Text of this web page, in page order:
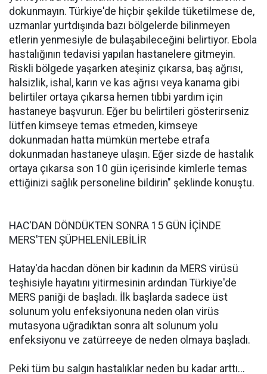
dokunmayın. Türkiye'de hiçbir şekilde tüketilmese de,
uzmanlar yurtdışında bazı bölgelerde bilinmeyen
etlerin yenmesiyle de bulaşabileceğini belirtiyor. Ebola
hastalığının tedavisi yapılan hastanelere gitmeyin.
Riskli bölgede yaşarken ateşiniz çıkarsa, baş ağrısı,
halsizlik, ishal, karın ve kas ağrısı veya kanama gibi
belirtiler ortaya çıkarsa hemen tıbbi yardım için
hastaneye başvurun. Eğer bu belirtileri gösterirseniz
lütfen kimseye temas etmeden, kimseye
dokunmadan hatta mümkün mertebe etrafa
dokunmadan hastaneye ulaşın. Eğer sizde de hastalık
ortaya çıkarsa son 10 gün içerisinde kimlerle temas
ettiğinizi sağlık personeline bildirin" şeklinde konuştu.
HAC'DAN DÖNDÜKTEN SONRA 15 GÜN İÇİNDE
MERS'TEN ŞÜPHELENİLEBİLİR
Hatay'da hacdan dönen bir kadının da MERS virüsü
teşhisiyle hayatını yitirmesinin ardından Türkiye'de
MERS paniği de başladı. İlk başlarda sadece üst
solunum yolu enfeksiyonuna neden olan virüs
mutasyona uğradıktan sonra alt solunum yolu
enfeksiyonu ve zatürreeye de neden olmaya başladı.
Peki tüm bu salgın hastalıklar neden bu kadar arttı...